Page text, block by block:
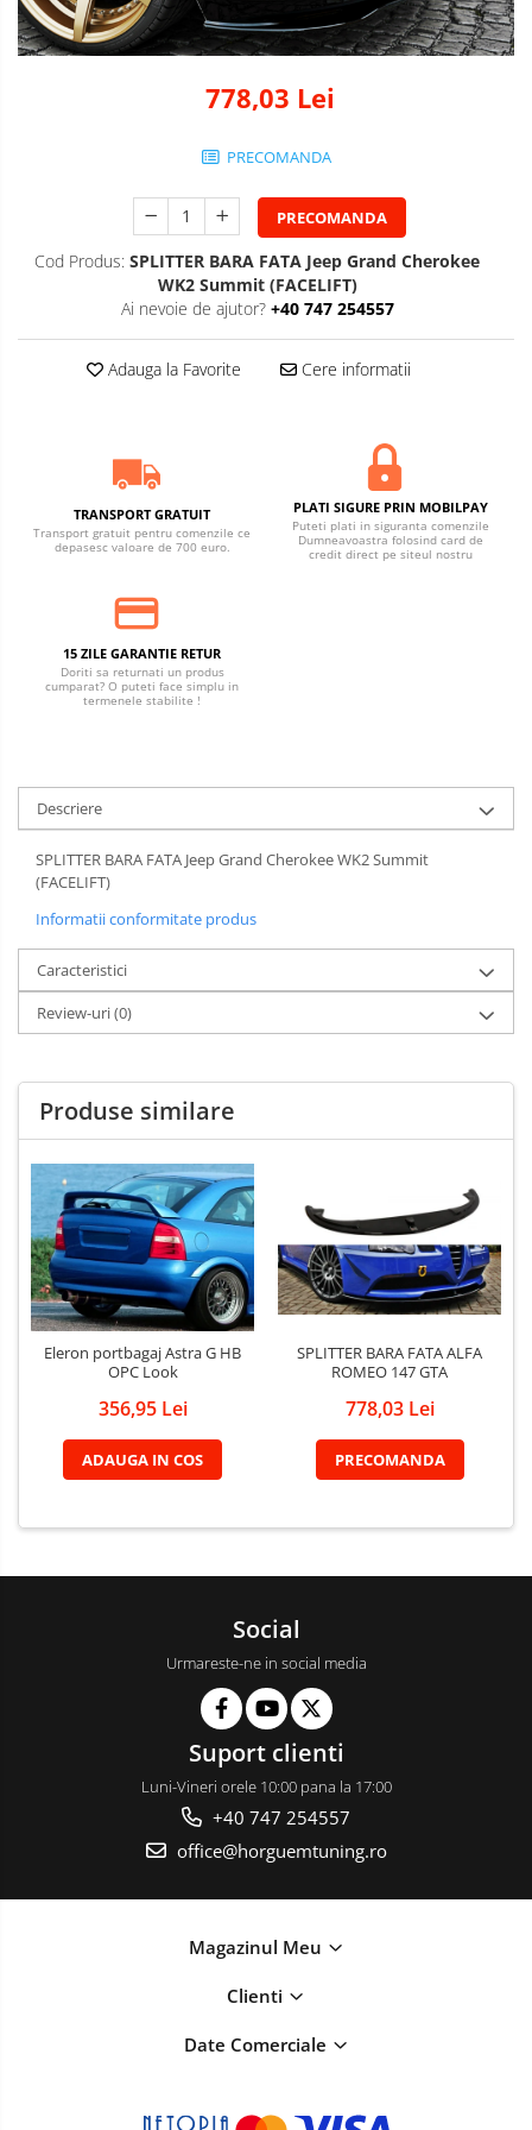
778,03 Lei
PRECOMANDA
PRECOMANDA
Cod Produs: SPLITTER BARA FATA Jeep Grand Cherokee
WK2 Summit (FACELIFT)
Ai nevoie de ajutor? +40 747 254557
Adauga la Favorite Cere informatii
TRANSPORT GRATUIT
Transport gratuit pentru comenzile ce
depasesc valoare de 700 euro.
PLATI SIGURE PRIN MOBILPAY
Puteti plati in siguranta comenzile
Dumneavoastra folosind card de
credit direct pe siteul nostru
15 ZILE GARANTIE RETUR
Doriti sa returnati un produs
cumparat? O puteti face simplu in
termenele stabilite !
Descriere
SPLITTER BARA FATA Jeep Grand Cherokee WK2 Summit
(FACELIFT)
Informatii conformitate produs
Caracteristici
Review-uri(0)
Produse similare
Eleron portbagaj Astra G HB
OPC Look
356,95 Lei
ADAUGA IN COS
SPLITTER BARA FATA ALFA
ROMEO 147 GTA
778,03 Lei
PRECOMANDA
Social
Urmareste-ne in social media
Suport clienti
Luni-Vineri orele 10:00 pana la 17:00
+40 747 254557
office@horguemtuning.ro
Magazinul Meu
Clienti
Date Comerciale